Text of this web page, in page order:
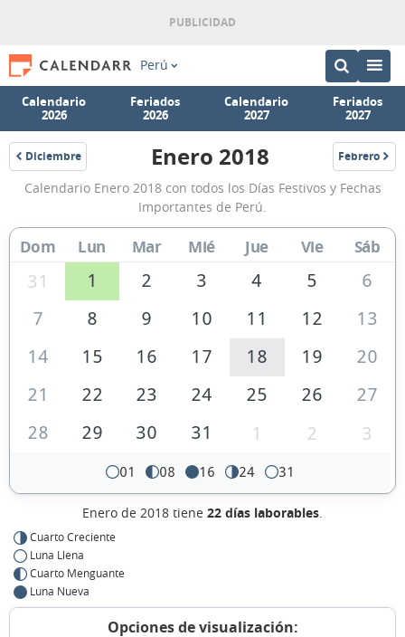
Perú
Calendario
2026
Feriados
2026
Calendario
2027
Feriados
2027
Diciembre
2017
Calendario
Enero
2018
de
Perú
Enero 2018 Febrero
2018
Calendario Enero 2018 con todos los Días Festivos y Fechas
Importantes de Perú.
Dom Lun Mar Mié Jue Vie Sáb
31 1 2 3 4 5
6
7
8 9 10 11 12
13
14
15 16 17 18 19
20
21
22 23 24 25 26
27
28
29 30 31 1 2 3
01 08 16 24 31
Enero de 2018 tiene 22 días laborables.
Cuarto Creciente
Luna Llena
Cuarto Menguante
Luna Nueva
Opciones de visualización: